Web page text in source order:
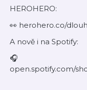
HEROHERO:
👀 herohero.co/
A nově i na Spotify:
🎧
open.spotify.com/